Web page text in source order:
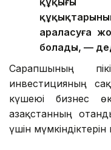
араласуға
болады, —
Сарапшының
инвестицияның
күшеюі бизнес
Қазақстанның
үшін